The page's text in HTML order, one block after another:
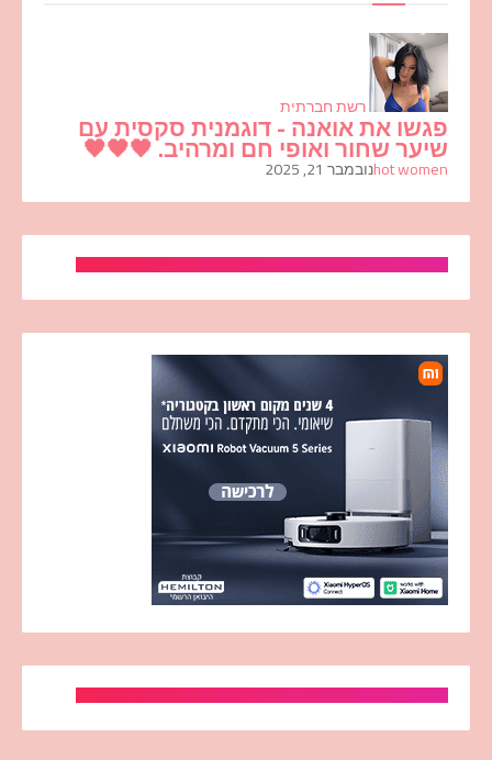
רשת חברתית
פגשו את אואנה - דוגמנית סקסית עם
שיער שחור ואופי חם ומרהיב. 🖤🖤🖤
hot womenנובמבר 21, 2025